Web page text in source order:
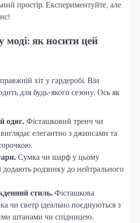
простір. Експериментуйте, але
як носити цей
хіт у гардеробі. Він
для будь-якого сезону. Ось як
одяг.Фісташковий тренч чи
елегантно з джинсами та
Сумка чи шарф у цьому
додають родзинку до нейтрального
стиль.Фісташкова
чи светр ідеально поєднуються з
штанами чи спідницею.